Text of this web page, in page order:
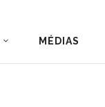
MÉDIAS